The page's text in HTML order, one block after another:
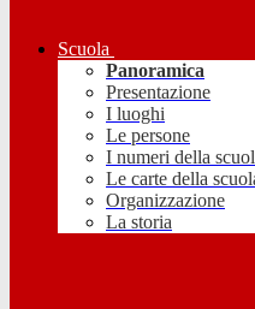
Scuola
Panoramica
Presentazione
I luoghi
Le persone
I numeri della
Le carte della
Organizzazione
La storia